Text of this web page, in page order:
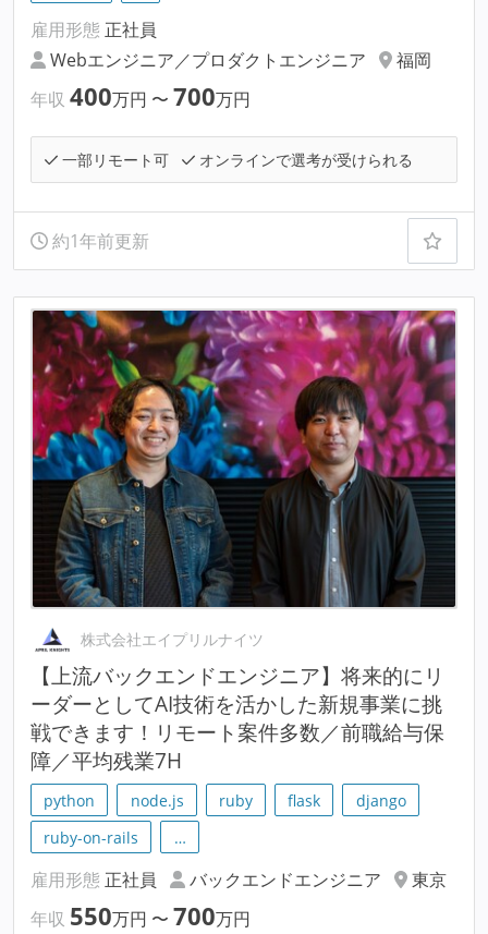
雇用形態 正社員
Webエンジニア／プロダクトエンジニア
福岡
年収 400万円 〜 700万円
一部リモート可 オンラインで選考が受けられる
約1年前更新
株式会社エイプリルナイツ
【上流バックエンドエンジニア】将来的にリ
ーダーとしてAI技術を活かした新規事業に挑
戦できます！リモート案件多数／前職給与保
障／平均残業7H
python node.js ruby flask
django
ruby-on-rails
…
雇用形態 正社員 バックエンドエンジニア
東京
年収 550万円 〜 700万円